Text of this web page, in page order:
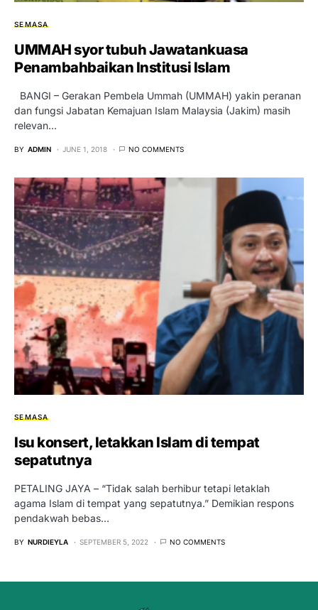
SEMASA
UMMAH syor tubuh Jawatankuasa
Penambahbaikan Institusi Islam
BANGI – Gerakan Pembela Ummah (UMMAH) yakin peranan
dan fungsi Jabatan Kemajuan Islam Malaysia (Jakim) masih
relevan…
BY ADMIN JUNE 1, 2018 NO COMMENTS
SEMASA
Isu konsert, letakkan Islam di tempat
sepatutnya
PETALING JAYA – “Tidak salah berhibur tetapi letaklah
agama Islam di tempat yang sepatutnya.” Demikian respons
pendakwah bebas…
BY NURDIEYLA SEPTEMBER 5, 2022 NO COMMENTS